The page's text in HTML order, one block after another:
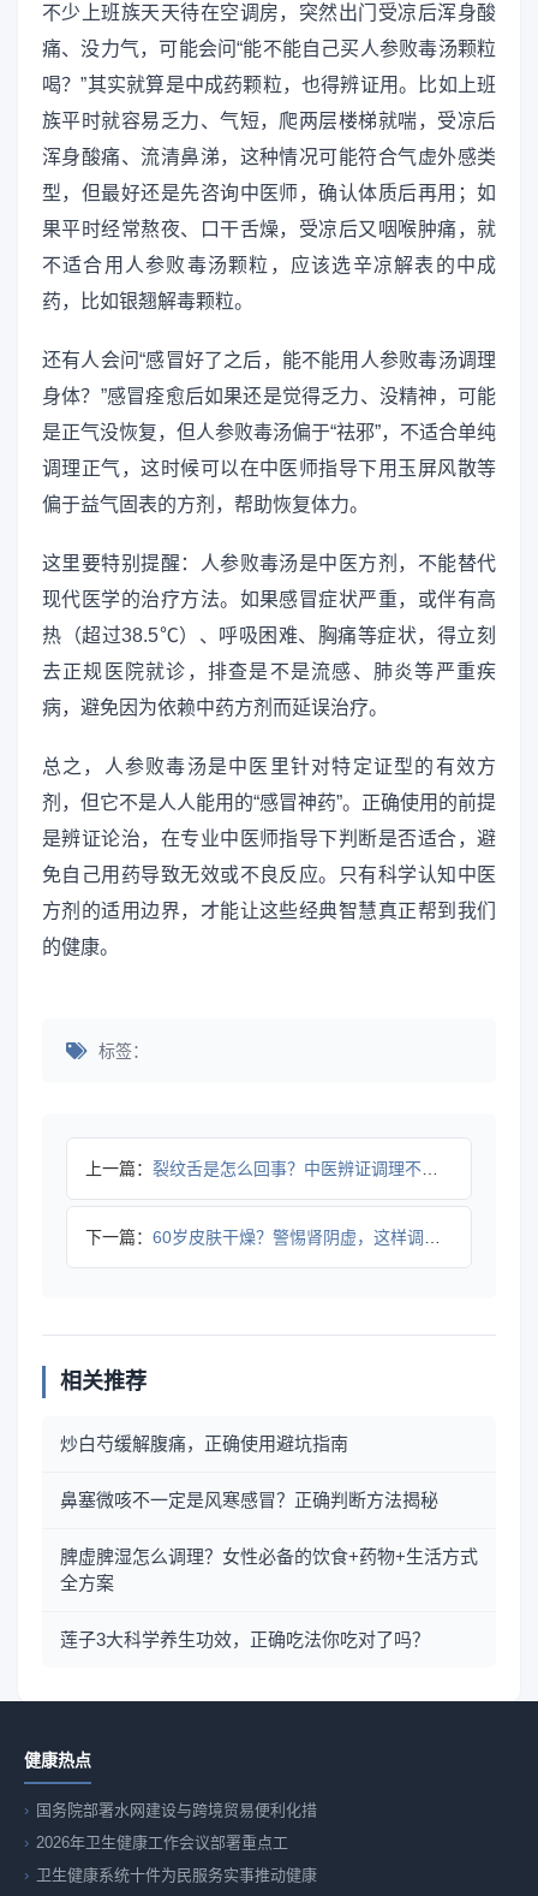
不少上班族天天待在空调房，突然出门受凉后浑身酸
痛、没力气，可能会问“能不能自己买人参败毒汤颗粒
喝？”其实就算是中成药颗粒，也得辨证用。比如上班
族平时就容易乏力、气短，爬两层楼梯就喘，受凉后
浑身酸痛、流清鼻涕，这种情况可能符合气虚外感类
型，但最好还是先咨询中医师，确认体质后再用；如
果平时经常熬夜、口干舌燥，受凉后又咽喉肿痛，就
不适合用人参败毒汤颗粒，应该选辛凉解表的中成
药，比如银翘解毒颗粒。
还有人会问“感冒好了之后，能不能用人参败毒汤调理
身体？”感冒痊愈后如果还是觉得乏力、没精神，可能
是正气没恢复，但人参败毒汤偏于“祛邪”，不适合单纯
调理正气，这时候可以在中医师指导下用玉屏风散等
偏于益气固表的方剂，帮助恢复体力。
这里要特别提醒：人参败毒汤是中医方剂，不能替代
现代医学的治疗方法。如果感冒症状严重，或伴有高
热（超过38.5℃）、呼吸困难、胸痛等症状，得立刻
去正规医院就诊，排查是不是流感、肺炎等严重疾
病，避免因为依赖中药方剂而延误治疗。
总之，人参败毒汤是中医里针对特定证型的有效方
剂，但它不是人人能用的“感冒神药”。正确使用的前提
是辨证论治，在专业中医师指导下判断是否适合，避
免自己用药导致无效或不良反应。只有科学认知中医
方剂的适用边界，才能让这些经典智慧真正帮到我们
的健康。
标签：
上一篇： 裂纹舌是怎么回事？中医辨证调理不踩坑
下一篇： 60岁皮肤干燥？警惕肾阴虚，这样调更有效
相关推荐
炒白芍缓解腹痛，正确使用避坑指南
鼻塞微咳不一定是风寒感冒？正确判断方法揭秘
脾虚脾湿怎么调理？女性必备的饮食+药物+生活方式
全方案
莲子3大科学养生功效，正确吃法你吃对了吗？
健康热点
国务院部署水网建设与跨境贸易便利化措
2026年卫生健康工作会议部署重点工
卫生健康系统十件为民服务实事推动健康